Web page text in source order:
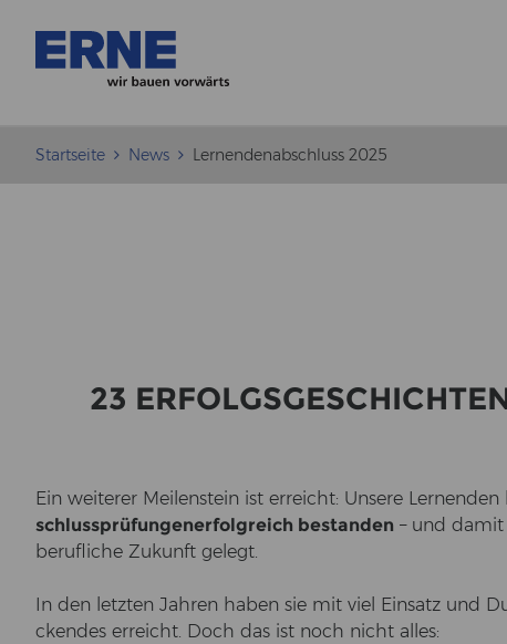
Startseite News Lernendenabschluss 2025
23
Ein wei­te­rer Mei­len­stein ist er­reicht: Un­se­re
schluss­prü­fun­gener­folg­reich be­stan­den – und
be­ruf­li­che Zu­kunft ge­legt.
In den letz­ten Jah­ren haben sie mit viel Ein­satz und
cken­des er­reicht. Doch das ist noch nicht alles: